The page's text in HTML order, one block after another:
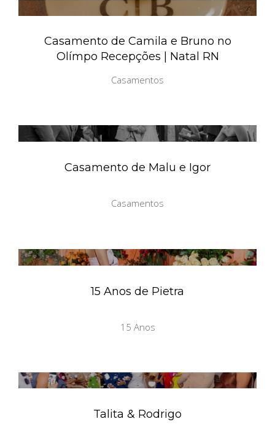
Casamento de Camila e Bruno no
Olímpo Recepções | Natal RN
Casamentos
Casamento de Malu e Igor
Casamentos
15 Anos de Pietra
15 Anos
Talita & Rodrigo